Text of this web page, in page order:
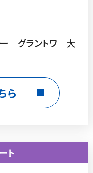
ー グラントワ 大
ら
ト